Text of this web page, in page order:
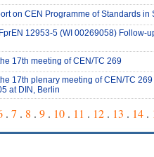
on CEN Programme of Standards in
12953-5 (WI 00269058) Follow-
17th meeting of CEN/TC 269
17th plenary meeting of CEN/TC
at DIN, Berlin
. 7 . 8 . 9. 10. 11 . 12. 13 . 14.